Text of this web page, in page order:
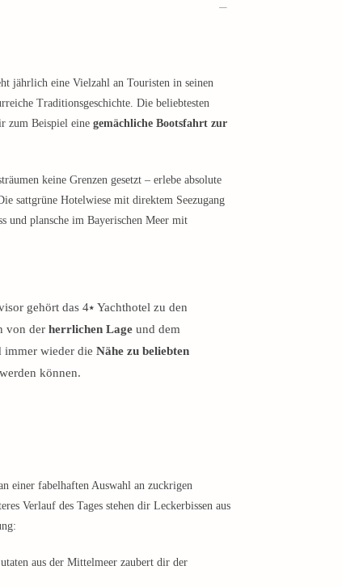
jährlich eine Vielzahl an Touristen in seinen
Traditionsgeschichte. Die beliebtesten
zum Beispiel eine gemächliche Bootsfahrt zur
keine Grenzen gesetzt – erlebe absolute
sattgrüne Hotelwiese mit direktem Seezugang
und plansche im Bayerischen Meer mit
gehört das 4⭑ Yachthotel zu den
von der herrlichen Lage und dem
immer wieder die Nähe zu beliebten
können.
einer fabelhaften Auswahl an zuckrigen
Verlauf des Tages stehen dir Leckerbissen aus
aus der Mittelmeer zaubert dir der